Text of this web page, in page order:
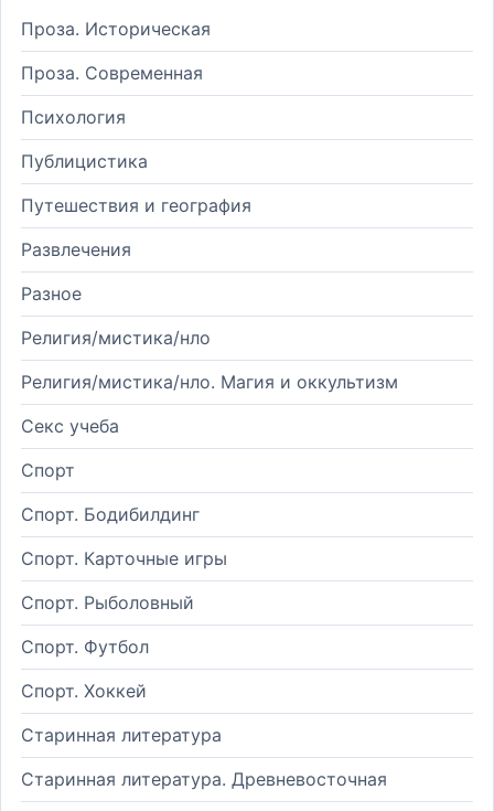
Проза. Историческая
Проза. Современная
Психология
Публицистика
Путешествия и география
Развлечения
Разное
Религия/мистика/нло
Религия/мистика/нло. Магия и оккультизм
Секс учеба
Спорт
Спорт. Бодибилдинг
Спорт. Карточные игры
Спорт. Рыболовный
Спорт. Футбол
Спорт. Хоккей
Старинная литература
Старинная литература. Древневосточная